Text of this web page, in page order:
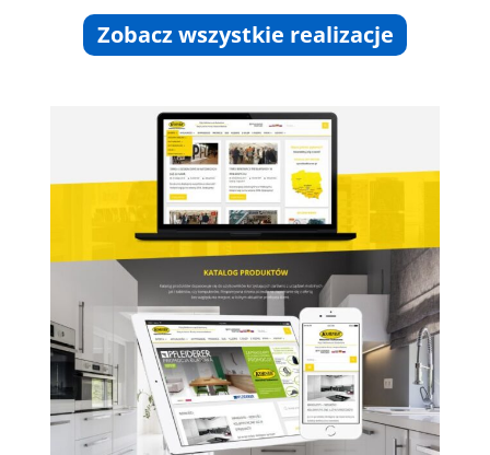
Zobacz wszystkie realizacje